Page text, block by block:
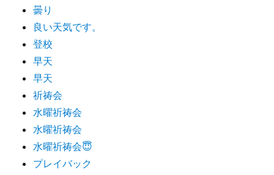
曇り
良い天気です。
登校
早天
早天
祈祷会
水曜祈祷会
水曜祈祷会
水曜祈祷会😇
プレイバック